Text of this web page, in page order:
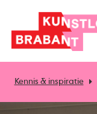
Kennis & inspiratie